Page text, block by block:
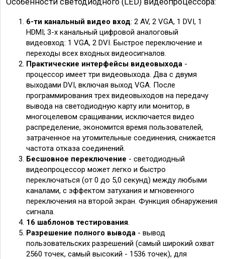
6-ти канальный видео вход: 2 AV, 2 VGA, 1 DVI, 1
HDMI; 3-х канальный цифровой аналоговый
видеовход: 1 VGA, 2 DVI. Быстрое переключение и
переходы всех входных видеосигналов.
Практические интерфейсы видеовыхода -
процессор имеет три видеовыхода. Два с двумя
выходами DVI, включая выход VGA. После
программирования трех видеовыходов на передачу
вывода на светодиодную карту или монитор, в
многоцелевом сращивании, исключается видео
распределение, экономится время пользователей,
затраченное на утомительные соединения, снижается
частота отказа соединений.
Бесшовное переключение - светодиодный
видеопроцессор может легко и быстро
переключаться (от 0 до 5,0 секунд) между любыми
каналами, с эффектом затухания и мгновенного
переключения на второй экран. Функция обнаружения
сигнала.
16 шаблонов тестирования
Разрешение полного вывода - вывод
пользовательских разрешений (самый широкий охват
2560 точек, самый высокий - 1536 точек), для